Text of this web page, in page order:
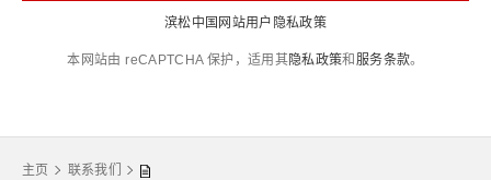
滨松中国网站用户隐私政策
本网站由 reCAPTCHA 保护，适用其隐私政策和 服务条款。
主页 联系我们